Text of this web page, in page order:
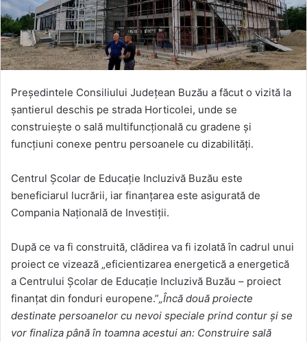
Președintele Consiliului Județean Buzău a făcut o vizită la
șantierul deschis pe strada Horticolei, unde se
construiește o sală multifuncțională cu gradene și
funcțiuni conexe pentru persoanele cu dizabilități.
Centrul Școlar de Educație Incluzivă Buzău este
beneficiarul lucrării, iar finanțarea este asigurată de
Compania Națională de Investiții.
După ce va fi construită, clădirea va fi izolată în cadrul unui
proiect ce vizează „eficientizarea energetică a energetică
a Centrului Școlar de Educație Incluzivă Buzău – proiect
finanțat din fonduri europene.”„Încă două proiecte
destinate persoanelor cu nevoi speciale prind contur și se
vor finaliza până în toamna acestui an: Construire sală